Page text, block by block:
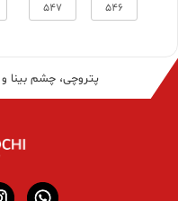
546
547
پتروچی، چشم